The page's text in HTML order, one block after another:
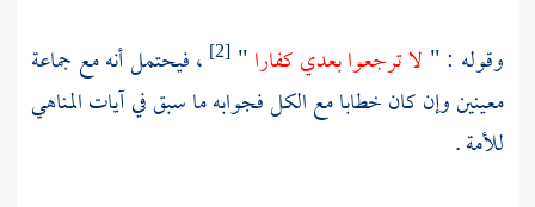
وقوله : " لا ترجعوا بعدي كفارا"
[2]
، فيحتمل أنه مع جماعة
معينين وإن كان خطابا مع الكل فجوابه ما سبق في آيات المناهي
للأمة .